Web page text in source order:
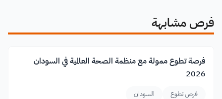
فرص مشابهة
فرصة تطوع ممولة مع منظمة الصحة العالمية في السودان
2026
فرص تطوع السودان